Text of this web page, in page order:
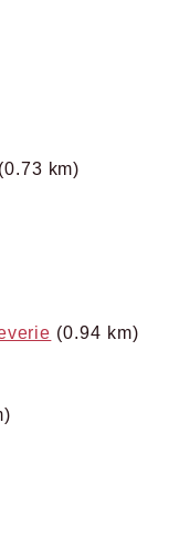
(0.73 km)
(0.94 km)